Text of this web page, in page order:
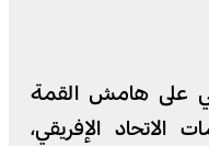
على هامش القمة
الاتحاد الإفريقي،